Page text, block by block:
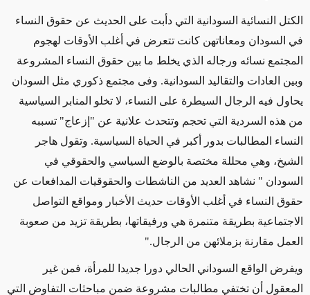
الكتل النسائية السودانية التي دأبت على الحديث عن حقوق النساء
في السودان ومعاناتهن كانت تتعرض في أغلب الأوقات لهجوم
المجتمع نسائه ورجاله الذي يخلط ما بين حقوق النساء المشروعة
وبين العادات والتقاليد السودانية. وفى مجتمع ذكوري مثل السودان
يحاول فيه الرجال السيطرة على النساء، لا تخلو المنابر السياسية
من هذه السردية التي تحجم وتتحدث علانية عن "إزعاج" تسببه
النساء المطالبات بدور أكبر في الحياة السياسية. وتقول هاجر
الشيخ، وهي محللة مختصة بالوضع السياسي والحقوقي في
السودان " نشاهد العديد من الناشطات والحقوقيات المدافعات عن
حقوق النساء في أغلب الأوقات حديث الأخبار ومواقع التواصل
الاجتماعية بطريقة متنمرة هي ورفيقاتها، بطريقة تزيد من صعوبة
العمل مقارنة بزملائهن من الرجال."
ويفرض الواقع السوداني الحالي دورا جديدا للمرأة، فمن غير
المعقول أن تختفي مطالبات مشروعة ضمن مباحثات التفاوض التي